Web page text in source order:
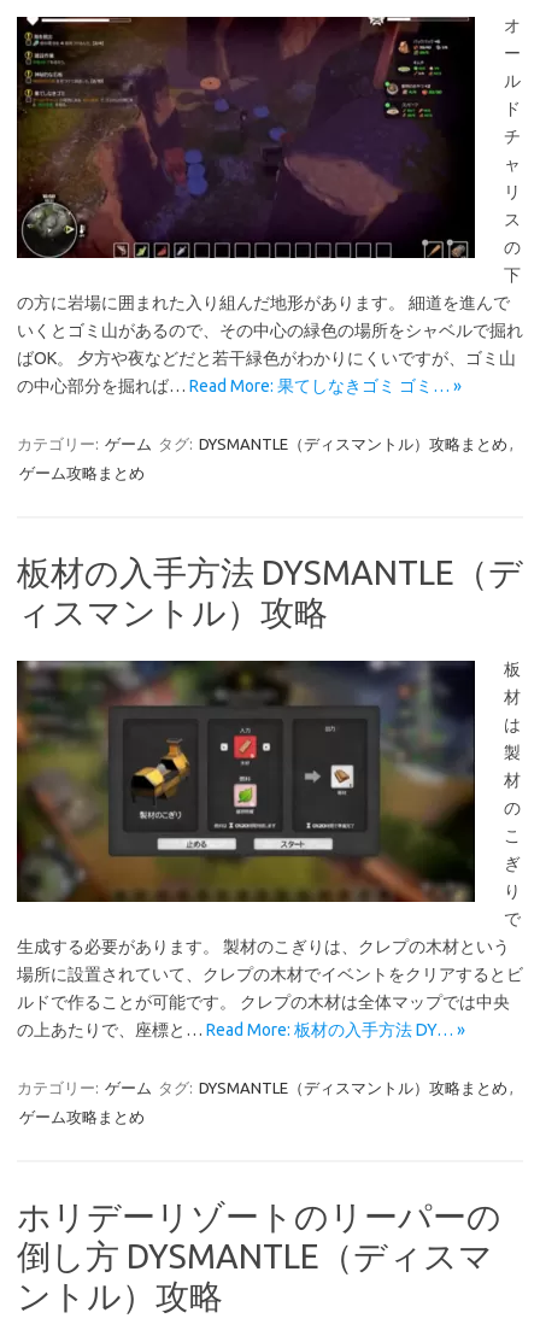
オ
ー
ル
ド
チ
ャ
リ
ス
の
下
の方に岩場に囲まれた入り組んだ地形があります。 細道を進んで
いくとゴミ山があるので、その中心の緑色の場所をシャベルで掘れ
ばOK。 夕方や夜などだと若干緑色がわかりにくいですが、ゴミ山
の中心部分を掘れば… Read More: 果てしなきゴミ ゴミ… »
カテゴリー: ゲーム タグ: DYSMANTLE（ディスマントル）攻略まとめ ,
ゲーム攻略まとめ
板材の入手方法 DYSMANTLE（デ
ィスマントル）攻略
板
材
は
製
材
の
こ
ぎ
り
で
生成する必要があります。 製材のこぎりは、クレプの木材という
場所に設置されていて、クレプの木材でイベントをクリアするとビ
ルドで作ることが可能です。 クレプの木材は全体マップでは中央
の上あたりで、座標と… Read More: 板材の入手方法 DY… »
カテゴリー: ゲーム タグ: DYSMANTLE（ディスマントル）攻略まとめ ,
ゲーム攻略まとめ
ホリデーリゾートのリーパーの
倒し方 DYSMANTLE（ディスマ
ントル）攻略